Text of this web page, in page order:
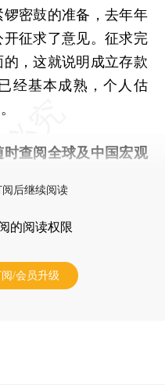
密鼓的准备，去年年
征求了意见。征求完
，这就说明成立存款
经基本成熟，个人估
时查阅全球及中国宏观
阅后继续阅读
的阅读权限
/会员升级